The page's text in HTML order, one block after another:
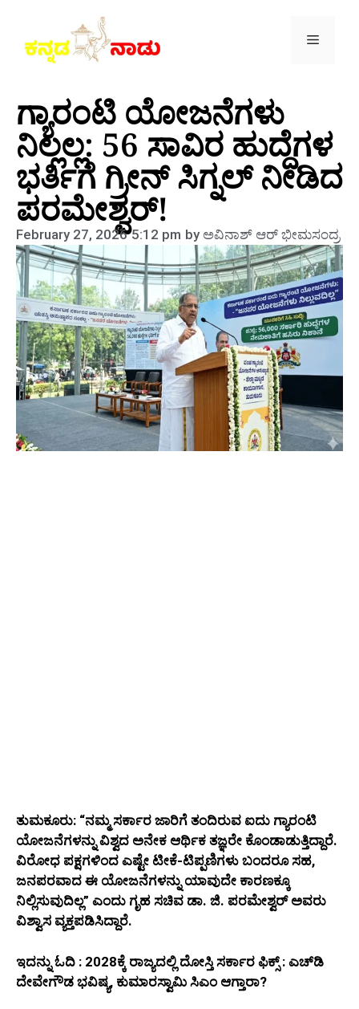
ಗ್ಯಾರಂಟಿ ಯೋಜನೆಗಳು
ನಿಲ್ಲಲ್ಲ: 56 ಸಾವಿರ ಹುದ್ದೆಗಳ
ಭರ್ತಿಗೆ ಗ್ರೀನ್ ಸಿಗ್ನಲ್ ನೀಡಿದ
ಪರಮೇಶ್ವರ್!
February 27, 2026 5:12 pm byಅವಿನಾಶ್‌ ಆರ್‌ ಭೀಮಸಂದ್ರ
ತುಮಕೂರು: “ನಮ್ಮ ಸರ್ಕಾರ ಜಾರಿಗೆ ತಂದಿರುವ ಐದು ಗ್ಯಾರಂಟಿ
ಯೋಜನೆಗಳನ್ನು ವಿಶ್ವದ ಅನೇಕ ಆರ್ಥಿಕ ತಜ್ಞರೇ ಕೊಂಡಾಡುತ್ತಿದ್ದಾರೆ.
ವಿರೋಧ ಪಕ್ಷಗಳಿಂದ ಎಷ್ಟೇ ಟೀಕೆ-ಟಿಪ್ಪಣಿಗಳು ಬಂದರೂ ಸಹ,
ಜನಪರವಾದ ಈ ಯೋಜನೆಗಳನ್ನು ಯಾವುದೇ ಕಾರಣಕ್ಕೂ
ನಿಲ್ಲಿಸುವುದಿಲ್ಲ” ಎಂದು ಗೃಹ ಸಚಿವ ಡಾ. ಜಿ. ಪರಮೇಶ್ವರ್ ಅವರು
ವಿಶ್ವಾಸ ವ್ಯಕ್ತಪಡಿಸಿದ್ದಾರೆ.
ಇದನ್ನು ಓದಿ : 2028ಕ್ಕೆ ರಾಜ್ಯದಲ್ಲಿ ದೋಸ್ತಿ ಸರ್ಕಾರ ಫಿಕ್ಸ್ : ಎಚ್‌ಡಿ
ದೇವೇಗೌಡ ಭವಿಷ್ಯ, ಕುಮಾರಸ್ವಾಮಿ ಸಿಎಂ ಆಗ್ತಾರಾ?